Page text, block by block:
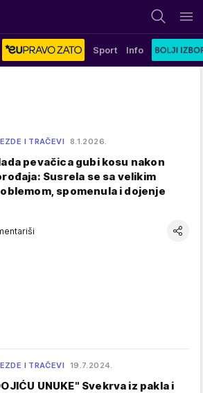
Sport Info
I TRAČEVI 8.1.2026.
pevačica gubi kosu nakon
Susrela se sa velikim
spomenula i dojenje
I TRAČEVI 19.7.2024.
UNUKE" Svekrva iz pakla i